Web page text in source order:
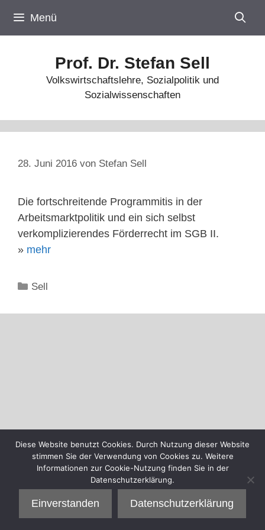
Inhalt
springen
Menü
Prof. Dr. Stefan Sell
Volkswirtschaftslehre, Sozialpolitik und
Sozialwissenschaften
28. Juni 2016 von Stefan Sell
Die fortschreitende Programmitis in der
Arbeitsmarktpolitik und ein sich selbst
verkomplizierendes Förderrecht im SGB II.
» mehr
Kategorien
Sell
Diese Website benutzt Cookies. Durch Nutzung dieser Website
stimmen Sie der Verwendung von Cookies zu. Weitere
Informationen zur Cookie-Nutzung finden Sie in der
Datenschutzerklärung.
Einverstanden Datenschutzerklärung